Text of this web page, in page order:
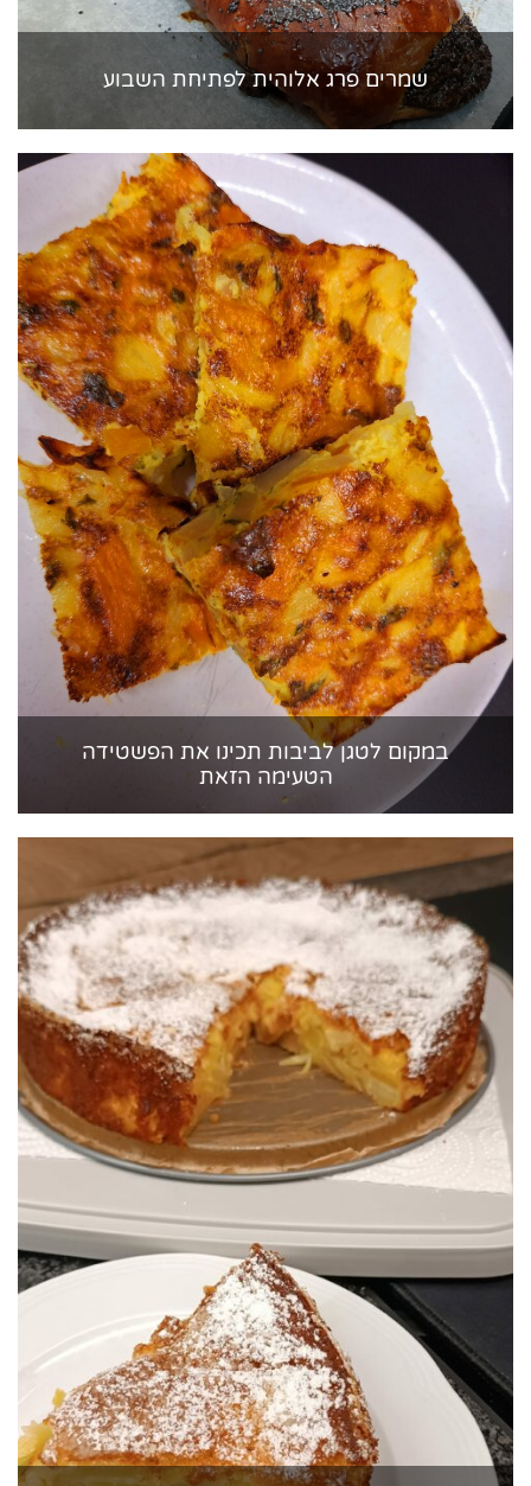
שמרים פרג אלוהית לפתיחת השבוע
במקום לטגן לביבות תכינו את הפשטידה
הטעימה הזאת